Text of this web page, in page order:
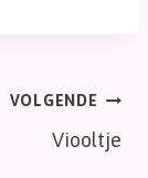
VOLGENDE
Viooltje